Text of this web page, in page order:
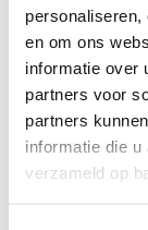
en om ons
informatie over
partners voor
partners
informatie die
verzameld op